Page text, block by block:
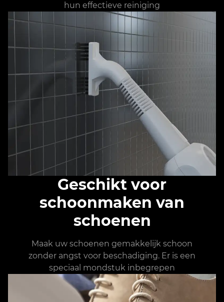
hun effectieve reiniging
Geschikt voor
schoonmaken van
schoenen
Maak uw schoenen gemakkelijk schoon
zonder angst voor beschadiging. Er is een
speciaal mondstuk inbegrepen